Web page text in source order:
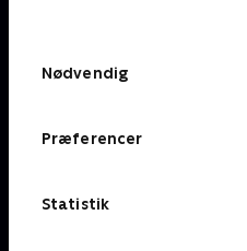
Nødvendig
Præferencer
Statistik